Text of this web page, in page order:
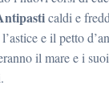
caldi e
e il petto
il mare e i